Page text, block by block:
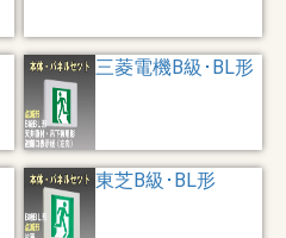
三菱電機B級･BL形
東芝B級･BL形